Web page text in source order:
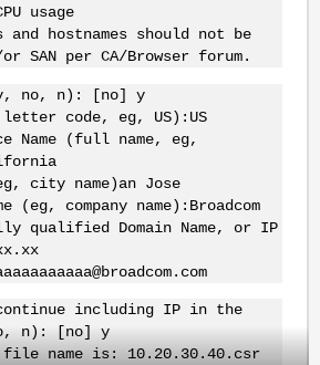
usage
hostnames should not be
SAN per CA/Browser forum.
no, n): [no] y
letter code, eg, US):US
Name (full name, eg,
city name)an Jose
(eg, company name):Broadcom
qualified Domain Name, or IP
including IP in the
n): [no] y
file name is: 10.20.30.40.csr